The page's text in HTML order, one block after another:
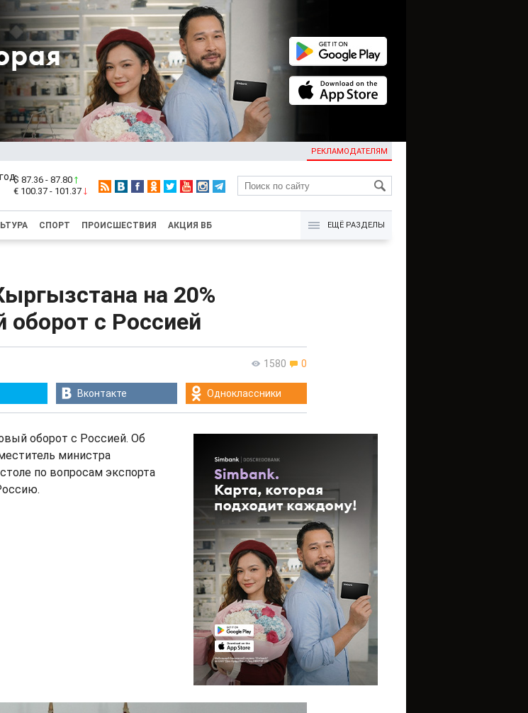
РЕКЛАМОДАТЕЛЯМ
KG
$ 87.36 - 87.80
€ 100.37 - 101.37
СПОРТ ПРОИСШЕСТВИЯ АКЦИЯ ВБ ЕЩЁ РАЗДЕЛЫ
на 20%
оборот с Россией
1580 0
Вконтакте Одноклассники
оборот с Россией. Об
министра
по вопросам экспорта